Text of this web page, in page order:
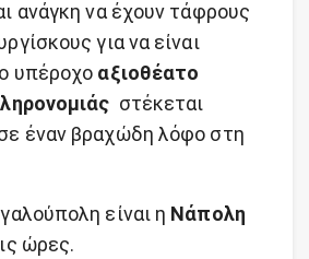
ανάγκη να έχουν τάφρους
για να είναι
υπέροχο αξιοθέατο
στέκεται
έναν βραχώδη λόφο στη
είναι η Νάπολη
ώρες.